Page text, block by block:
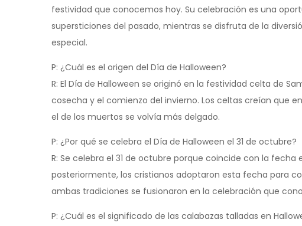
festividad que conocemos hoy. Su celebración es una
supersticiones del pasado, mientras se disfruta de la
especial.
P: ¿Cuál es el origen del Día de Halloween?
R: El Día de Halloween se originó en la festividad celta de
cosecha y el comienzo del invierno. Los celtas creían que
el de los muertos se volvía más delgado.
P: ¿Por qué se celebra el Día de Halloween el 31 de octubre?
R: Se celebra el 31 de octubre porque coincide con la
posteriormente, los cristianos adoptaron esta fecha para
ambas tradiciones se fusionaron en la celebración que
P: ¿Cuál es el significado de las calabazas talladas en